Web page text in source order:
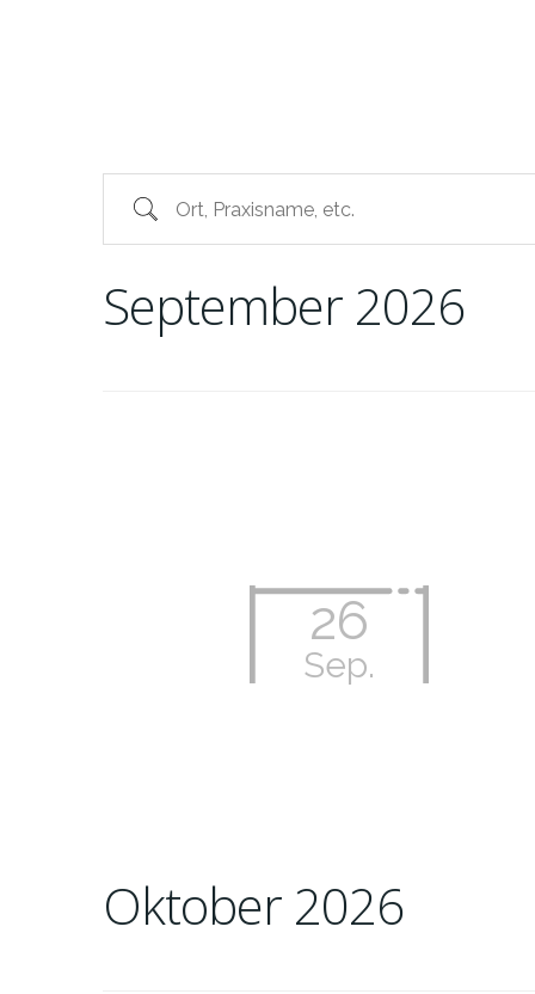
Ort, Praxisname, etc.
September 2026
26
Sep.
Oktober 2026